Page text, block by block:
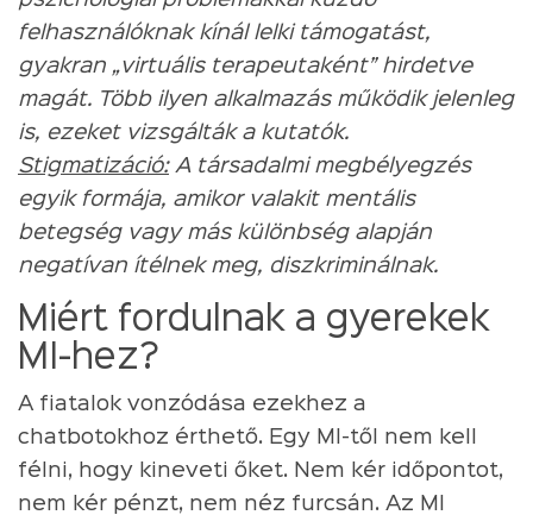
felhasználóknak kínál lelki támogatást,
gyakran „virtuális terapeutaként” hirdetve
magát. Több ilyen alkalmazás működik jelenleg
is, ezeket vizsgálták a kutatók.
Stigmatizáció:A társadalmi megbélyegzés
egyik formája, amikor valakit mentális
betegség vagy más különbség alapján
negatívan ítélnek meg, diszkriminálnak.
Miért fordulnak a gyerekek
MI-hez?
A fiatalok vonzódása ezekhez a
chatbotokhoz érthető. Egy MI-től nem kell
félni, hogy kineveti őket. Nem kér időpontot,
nem kér pénzt, nem néz furcsán. Az MI